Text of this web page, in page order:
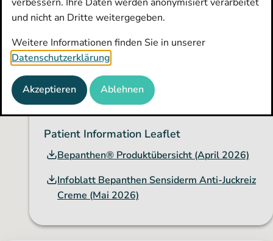
infolge atopischer Dermatitis oder trockene Haut durch
Stabilisierung der Hautbarriere.
Dokumente
Anmelden
registrieren
Form
Creme
Website
Packungsgrößen
N2
20195158
Beipackzettel
Gebrauchsinformation Bepanthen
Sensiderm Anti-Juckreiz Creme
2025)
Patient Information Leaflet
Bepanthen® Produktübersicht (April 2026)
Infoblatt Bepanthen Sensiderm Anti-Juckreiz
Creme (Mai 2026)
und nicht an Dritte weitergegeben.
Weitere Informationen finden Sie in unserer
Datenschutzerklärung
Akzeptieren Ablehnen